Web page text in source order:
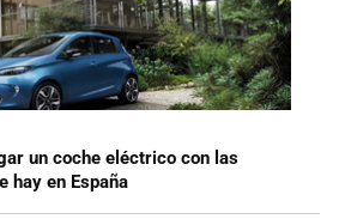
un coche eléctrico con las
hay en España